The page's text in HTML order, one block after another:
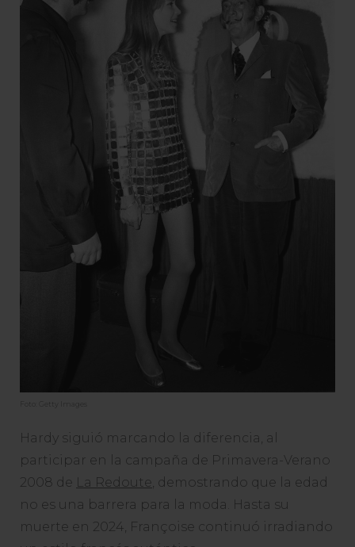
Foto: Getty Images
Hardy siguió marcando la diferencia, al
participar en la campaña de Primavera-Verano
2008 de La Redoute, demostrando que la edad
no es una barrera para la moda. Hasta su
muerte en 2024, Françoise continuó irradiando